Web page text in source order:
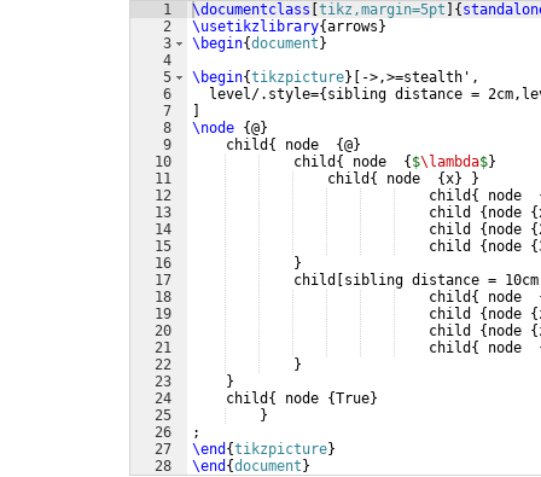
1
2
3
4
5
6
7
8
9
10
11
12
13
14
15
16
17
18
19
20
21
22
23
24
25
26
27
28
\documentclass tikz,margin=5pt {
\usetikzlibrary{arrows }
\begin{document }
\begin{tikzpicture}
->,>=stealth',
  level/.style=
{ sibling distance =
\node {@}
    child
{ node {@}
    child
{ node { $\lambda$}
    child
{ node {x}
}
    child
{ node
    child
{ node {
    child
{ node {
    child
{ node {
}
    child
sibling distance = 10cm
    child
{ node
    child
{ node {
    child
{ node {
    child
{ node
}
}
    child
{ node {True}
}
;
\end {tikzpicture}
\end {document }